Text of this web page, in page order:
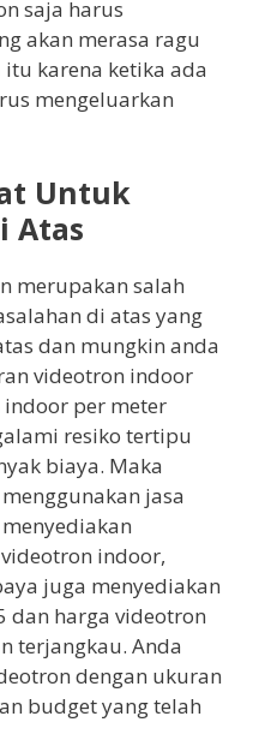
saja harus
akan merasa ragu
karena ketika ada
mengeluarkan
Untuk
Atas
merupakan salah
di atas yang
dan mungkin anda
videotron indoor
per meter
resiko tertipu
biaya. Maka
jasa
indoor,
juga menyediakan
dan harga videotron
terjangkau. Anda
dengan ukuran
budget yang telah